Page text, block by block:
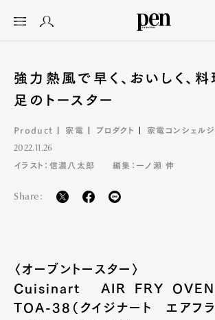
強力熱風で早く、おいしく、
足のトースター
Product 家電 プロダクト 家電コンシェルジ
2022.11.26
イラスト：信濃八太郎
編集：一ノ瀬 伸
Share:
〈オーブントースター〉
Cuisinart AIR FRY OVEN
TOA-38（クイジナート エアフラ